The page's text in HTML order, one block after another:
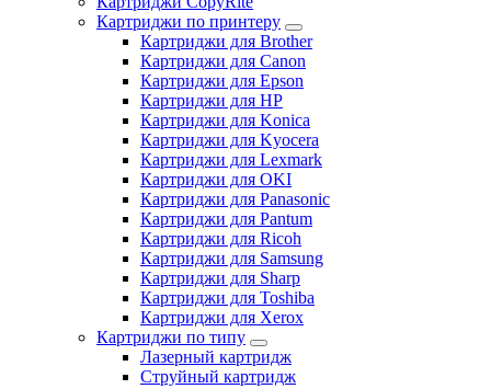
Картриджи по принтеру
Картриджи для Brother
Картриджи для Canon
Картриджи для Epson
Картриджи для HP
Картриджи для Konica
Картриджи для Kyocera
Картриджи для Lexmark
Картриджи для OKI
Картриджи для Panasonic
Картриджи для Pantum
Картриджи для Ricoh
Картриджи для Samsung
Картриджи для Sharp
Картриджи для Toshiba
Картриджи для Xerox
Картриджи по типу
Лазерный картридж
Струйный картридж